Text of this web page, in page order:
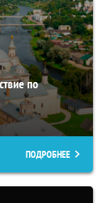
по
ПОДРОБНЕЕ